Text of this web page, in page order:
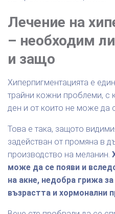
Лечение на
– необходим
и защо
Хиперпигментацията е
трайни кожни проблеми, с
ден и от които не може да
Това е така, защото
задействан от промяна в
производство на меланин.
може да се появи и
на акне, недобра грижа
възрастта и хормонални